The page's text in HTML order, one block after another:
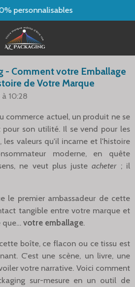
personnalisables
- Comment votre Emballage
de Votre Marque
10:28
commerce actuel, un produit ne se
son utilité. Il se vend pour les
les valeurs qu'il incarne et l'histoire
moderne, en quête
ne veut plus juste acheter ; il
le premier ambassadeur de cette
tangible entre votre marque et
que… votre emballage.
boîte, ce flacon ou ce tissu est
C'est une scène, un livre, une
votre narrative. Voici comment
sur-mesure en un outil de